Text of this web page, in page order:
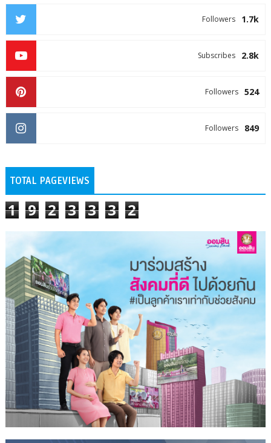
1.7k
Followers
2.8k
Subscribes
524
Followers
849
Followers
TOTAL PAGEVIEWS
1 9 2 3 3 3 2